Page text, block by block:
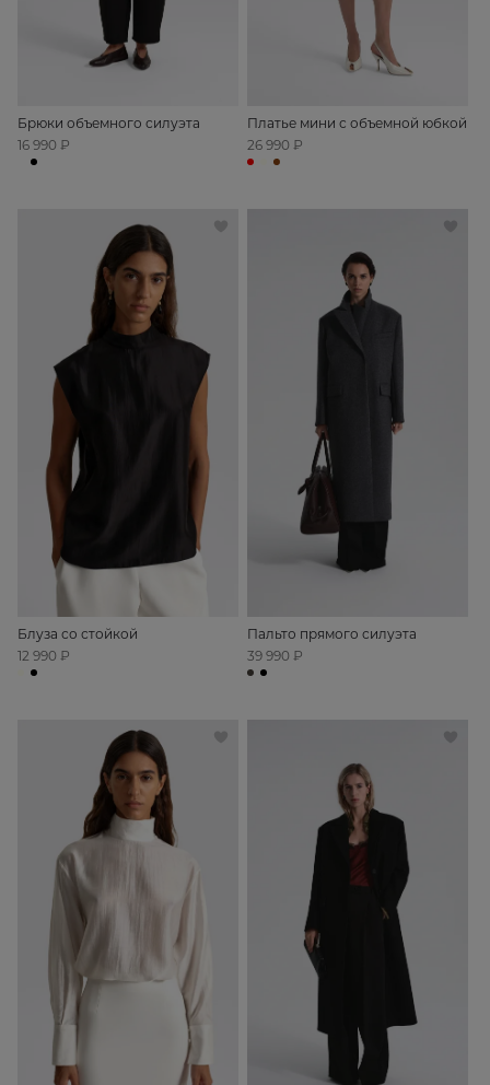
Брюки объемного силуэта
16 990 ₽
Платье мини с объемной юбкой
26 990 ₽
Блуза со стойкой
12 990 ₽
Пальто прямого силуэта
39 990 ₽